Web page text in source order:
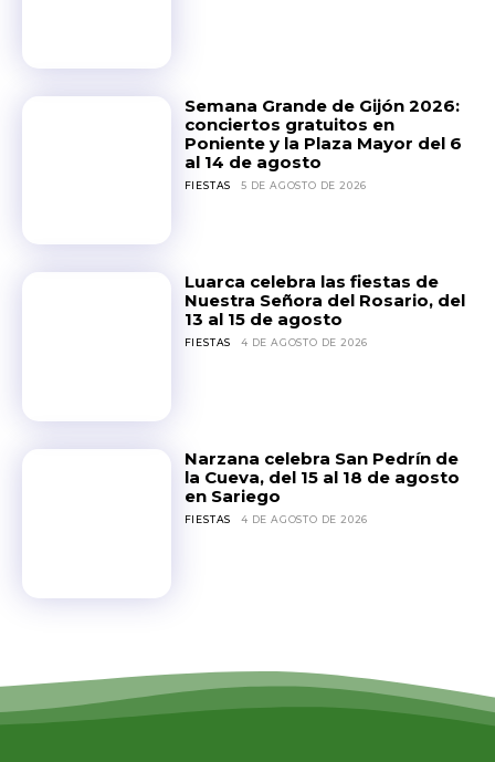
Semana Grande de Gijón 2026:
conciertos gratuitos en
Poniente y la Plaza Mayor del 6
al 14 de agosto
FIESTAS 5 DE AGOSTO DE 2026
Luarca celebra las fiestas de
Nuestra Señora del Rosario, del
13 al 15 de agosto
FIESTAS 4 DE AGOSTO DE 2026
Narzana celebra San Pedrín de
la Cueva, del 15 al 18 de agosto
en Sariego
FIESTAS 4 DE AGOSTO DE 2026